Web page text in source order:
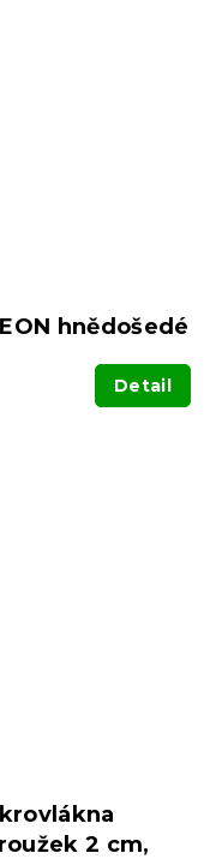
hnědošedé
Detail
2 cm,